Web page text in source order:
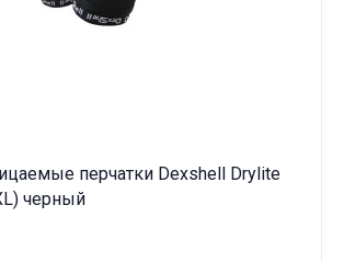
перчатки Dexshell Drylite
черный